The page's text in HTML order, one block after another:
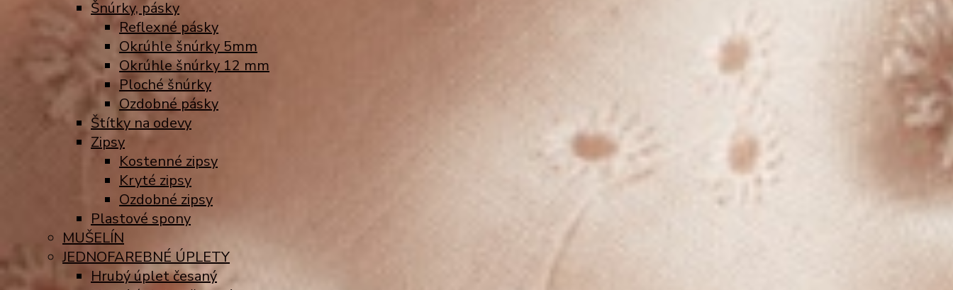
Šnúrky, pásky
Reflexné pásky
Okrúhle šnúrky 5mm
Okrúhle šnúrky 12 mm
Ploché šnúrky
Ozdobné pásky
Štítky na odevy
Zipsy
Kostenné zipsy
Kryté zipsy
Ozdobné zipsy
Plastové spony
MUŠELÍN
JEDNOFAREBNÉ ÚPLETY
Hrubý úplet česaný